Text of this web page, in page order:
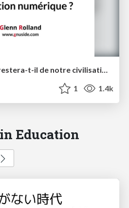
TradeSchool - Que restera-t-il de notre civilisation numérique ?
1 1.4k
Education